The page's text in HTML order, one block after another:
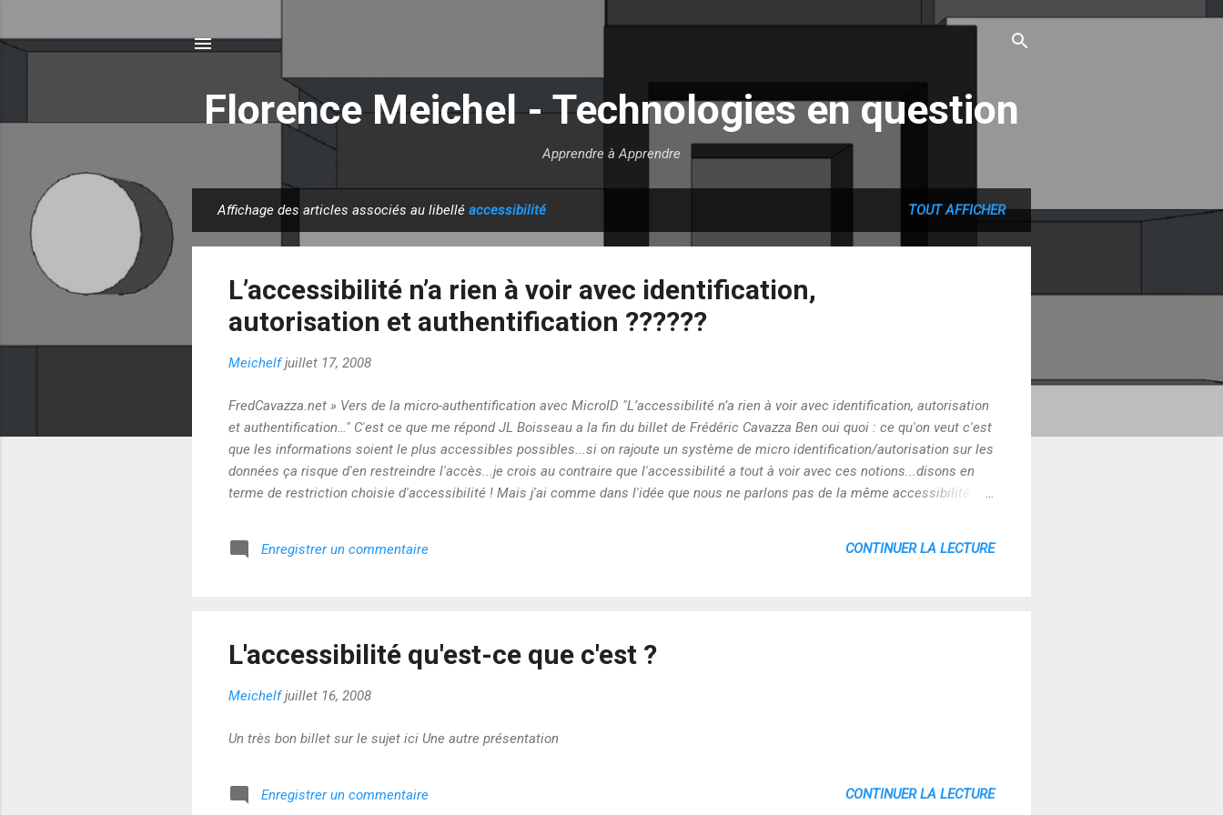
Accéder au contenu principal
Florence Meichel - Technologies en question
Apprendre à Apprendre
r
Affichage des articles associés au libellé accessibilité TOUT AFFICHER
L’accessibilité n’a rien à voir avec identification,
autorisation et authentification ??????
Meichelf juillet 17, 2008
FredCavazza.net » Vers de la micro-authentification avec MicroID "L’accessibilité n’a rien à voir avec identification, autorisation
et authentification…" C'est ce que me répond JL Boisseau a la fin du billet de Frédéric Cavazza Ben oui quoi : ce qu'on veut c'est
que les informations soient le plus accessibles possibles...si on rajoute un système de micro identification/autorisation sur les
données ça risque d'en restreindre l'accès...je crois au contraire que l'accessibilité a tout à voir avec ces notions...disons en
terme de restriction choisie d'accessibilité ! Mais j'ai comme dans l'idée que nous ne parlons pas de la même accessibilité ?
décrire le contenu et les relations entre les con...
Enregistrer un commentaire CONTINUER LA LECTURE
L'accessibilité qu'est-ce que c'est ?
Meichelf juillet 16, 2008
Un très bon billet sur le sujet ici Une autre présentation
Enregistrer un commentaire CONTINUER LA LECTURE